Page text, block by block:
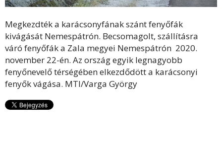
Megkezdték a karácsonyfának szánt fenyőfák
kivágását Nemespátrón. Becsomagolt, szállításra
váró fenyőfák a Zala megyei Nemespátrón 2020.
november 22-én. Az ország egyik legnagyobb
fenyőnevelő térségében elkezdődött a karácsonyi
fenyők vágása. MTI/Varga György